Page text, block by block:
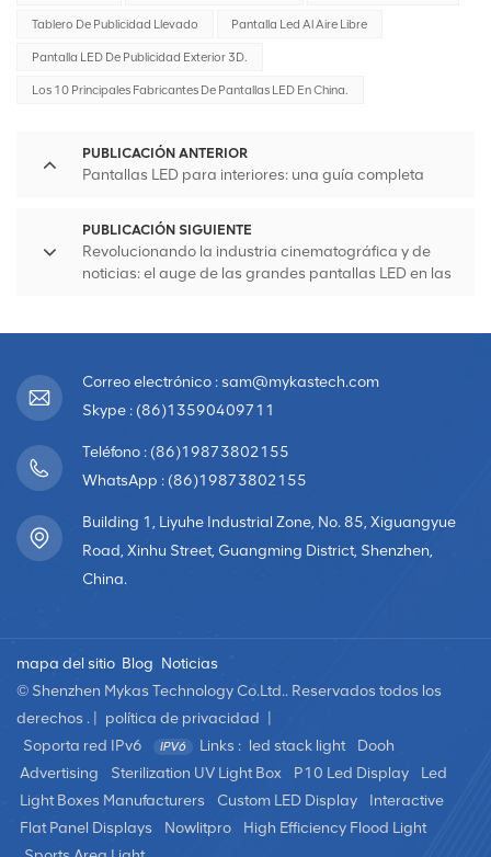
Tablero De Publicidad Llevado Pantalla Led Al Aire Libre
Pantalla LED De Publicidad Exterior 3D.
Los 10 Principales Fabricantes De Pantallas LED En China.
PUBLICACIÓN ANTERIOR
Pantallas LED para interiores: una guía completa
PUBLICACIÓN SIGUIENTE
Revolucionando la industria cinematográfica y de
noticias: el auge de las grandes pantallas LED en las
Correo electrónico : sam@mykastech.com
Skype : (86)13590409711
Teléfono : (86)19873802155
WhatsApp : (86)19873802155
Building 1, Liyuhe Industrial Zone, No. 85, Xiguangyue
Road, Xinhu Street, Guangming District, Shenzhen,
China.
mapa del sitio Blog Noticias
© Shenzhen Mykas Technology Co.Ltd.. Reservados todos los
derechos . |
política de privacidad
Soporta red IPv6
Links : led stack light
Dooh
Advertising
Sterilization UV Light Box P10 Led Display
Led
Light Boxes Manufacturers
Custom LED Display
Interactive
Flat Panel Displays
Nowlitpro
High Efficiency Flood Light